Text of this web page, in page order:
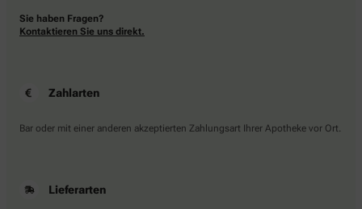
Sie haben Fragen?
Kontaktieren Sie uns direkt.
Zahlarten
Bar oder mit einer anderen akzeptierten Zahlungsart Ihrer Apotheke vor Ort.
Lieferarten